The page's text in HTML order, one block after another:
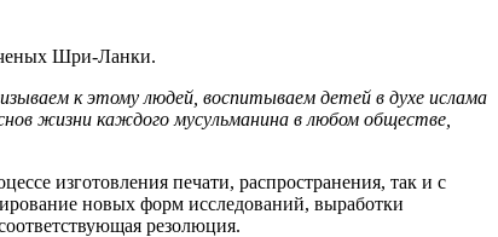
Шри-Ланки.
к этому людей, воспитываем детей в духе ислама
жизни каждого мусульманина в любом обществе,
изготовления печати, распространения, так и с
новых форм исследований, выработки
резолюция.